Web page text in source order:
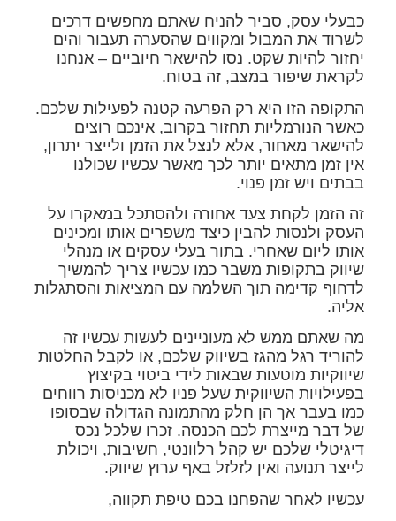
כבעלי עסק, סביר להניח שאתם מחפשים דרכים
לשרוד את המבול ומקווים שהסערה תעבור והים
יחזור להיות שקט. נסו להישאר חיוביים – אנחנו
לקראת שיפור במצב, זה בטוח.
התקופה הזו היא רק הפרעה קטנה לפעילות שלכם.
כאשר הנורמליות תחזור בקרוב, אינכם רוצים
להישאר מאחור, אלא לנצל את הזמן ולייצר יתרון,
אין זמן מתאים יותר לכך מאשר עכשיו שכולנו
בבתים ויש זמן פנוי.
זה הזמן לקחת צעד אחורה ולהסתכל במאקרו על
העסק ולנסות להבין כיצד משפרים אותו ומכינים
אותו ליום שאחרי. בתור בעלי עסקים או מנהלי
שיווק בתקופות משבר כמו עכשיו צריך להמשיך
לדחוף קדימה תוך השלמה עם המציאות והסתגלות
אליה.
מה שאתם ממש לא מעוניינים לעשות עכשיו זה
להוריד רגל מהגז בשיווק שלכם, או לקבל החלטות
שיווקיות מוטעות שבאות לידי ביטוי בקיצוץ
בפעילויות השיווקית שעל פניו לא מכניסות רווחים
כמו בעבר אך הן חלק מהתמונה הגדולה שבסופו
של דבר מייצרת לכם הכנסה. זכרו שלכל נכס
דיגיטלי שלכם יש קהל רלוונטי, חשיבות, ויכולת
לייצר תנועה ואין לזלזל באף ערוץ שיווק.
עכשיו לאחר שהפחנו בכם טיפת תקווה,